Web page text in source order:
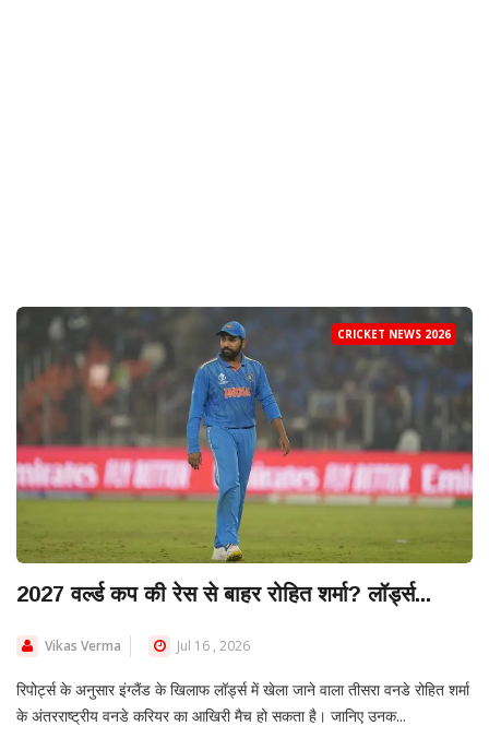
CRICKET NEWS 2026
2027 वर्ल्ड कप की रेस से बाहर रोहित शर्मा? लॉर्ड्स...
Vikas Verma Jul 16 , 2026
रिपोर्ट्स के अनुसार इंग्लैंड के खिलाफ लॉर्ड्स में खेला जाने वाला तीसरा वनडे रोहित शर्मा
के अंतरराष्ट्रीय वनडे करियर का आखिरी मैच हो सकता है। जानिए उनक...